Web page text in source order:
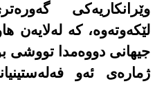
وێرانکاریەکی
لێکەوتەوە، کە لەلایەن
جیهانی دووەمدا تووشی
ژمارەی ئەو